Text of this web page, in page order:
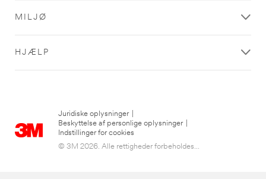
MILJØ
HJÆLP
Juridiske oplysninger
Beskyttelse af personlige oplysninger
Indstillinger for cookies
© 3M 2026. Alle rettigheder forbeholdes...